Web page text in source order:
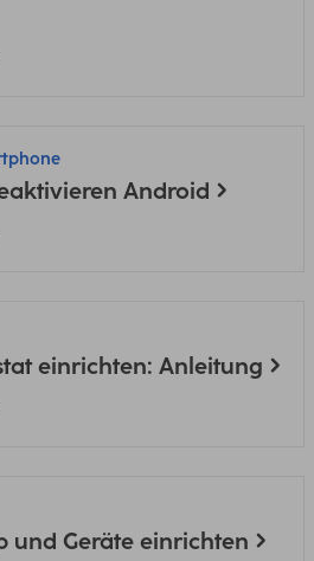
Android
einrichten: Anleitung
und Geräte einrichten